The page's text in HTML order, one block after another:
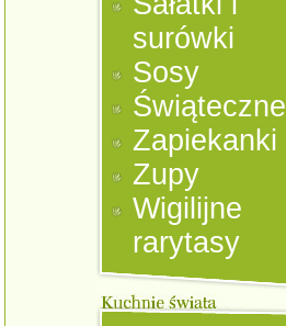
surówki
Sosy
Świąteczne
Zapiekanki
Zupy
Wigilijne
rarytasy